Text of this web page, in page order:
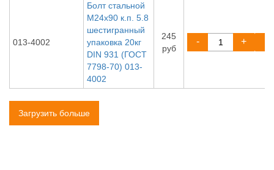
013-4002
Болт стальной
М24х90 к.п. 5.8
шестигранный
упаковка 20кг
DIN 931 (ГОСТ
7798-70) 013-
4002
245
руб
- +
Загрузить больше